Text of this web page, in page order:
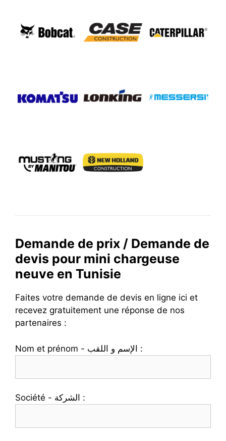
Demande de prix / Demande de
devis pour mini chargeuse
neuve en Tunisie
Faites votre demande de devis en ligne ici et
recevez gratuitement une réponse de nos
partenaires :
Nom et prénom - الإسم و اللقب :
Société - الشركة :